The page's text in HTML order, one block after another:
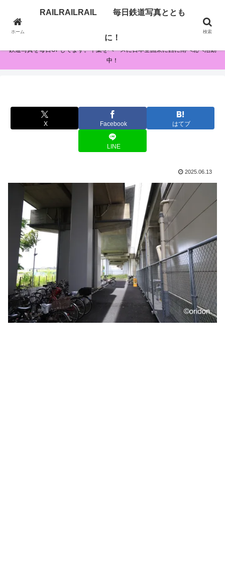
RAILRAILRAIL 毎日鉄道写真とともに！
鉄道写真を毎日UPしてます。千葉をベースに日本全国東に西に南へ北へ活動
中！
X Facebook はてブ
LINE
2025.06.13
ホーム
RAILRAILRAIL 毎日鉄道写真ととも
に！
検索